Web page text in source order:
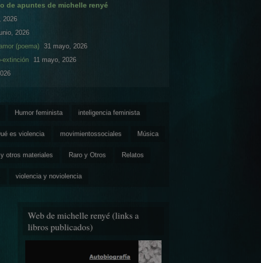
de apuntes de michelle renyé
2026
2026
(poema) 31 mayo, 2026
extinción
11 mayo, 2026
Humor feminista inteligencia feminista
es violencia movimientossociales Música
otros materiales Raro y Otros Relatos
violencia y noviolencia
Web de michelle renyé (links a
libros publicados)